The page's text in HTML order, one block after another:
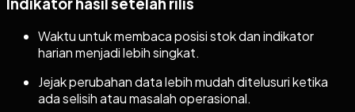
Indikator hasil setelah rilis
Waktu untuk membaca posisi stok dan indikator
harian menjadi lebih singkat.
Jejak perubahan data lebih mudah ditelusuri ketika
ada selisih atau masalah operasional.